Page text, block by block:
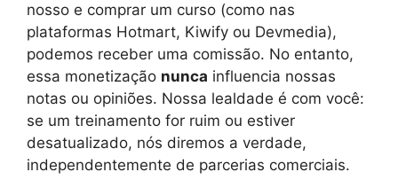
nosso e comprar um curso (como nas
plataformas Hotmart, Kiwify ou Devmedia),
podemos receber uma comissão. No entanto,
essa monetização nunca influencia nossas
notas ou opiniões. Nossa lealdade é com você:
se um treinamento for ruim ou estiver
desatualizado, nós diremos a verdade,
independentemente de parcerias comerciais.